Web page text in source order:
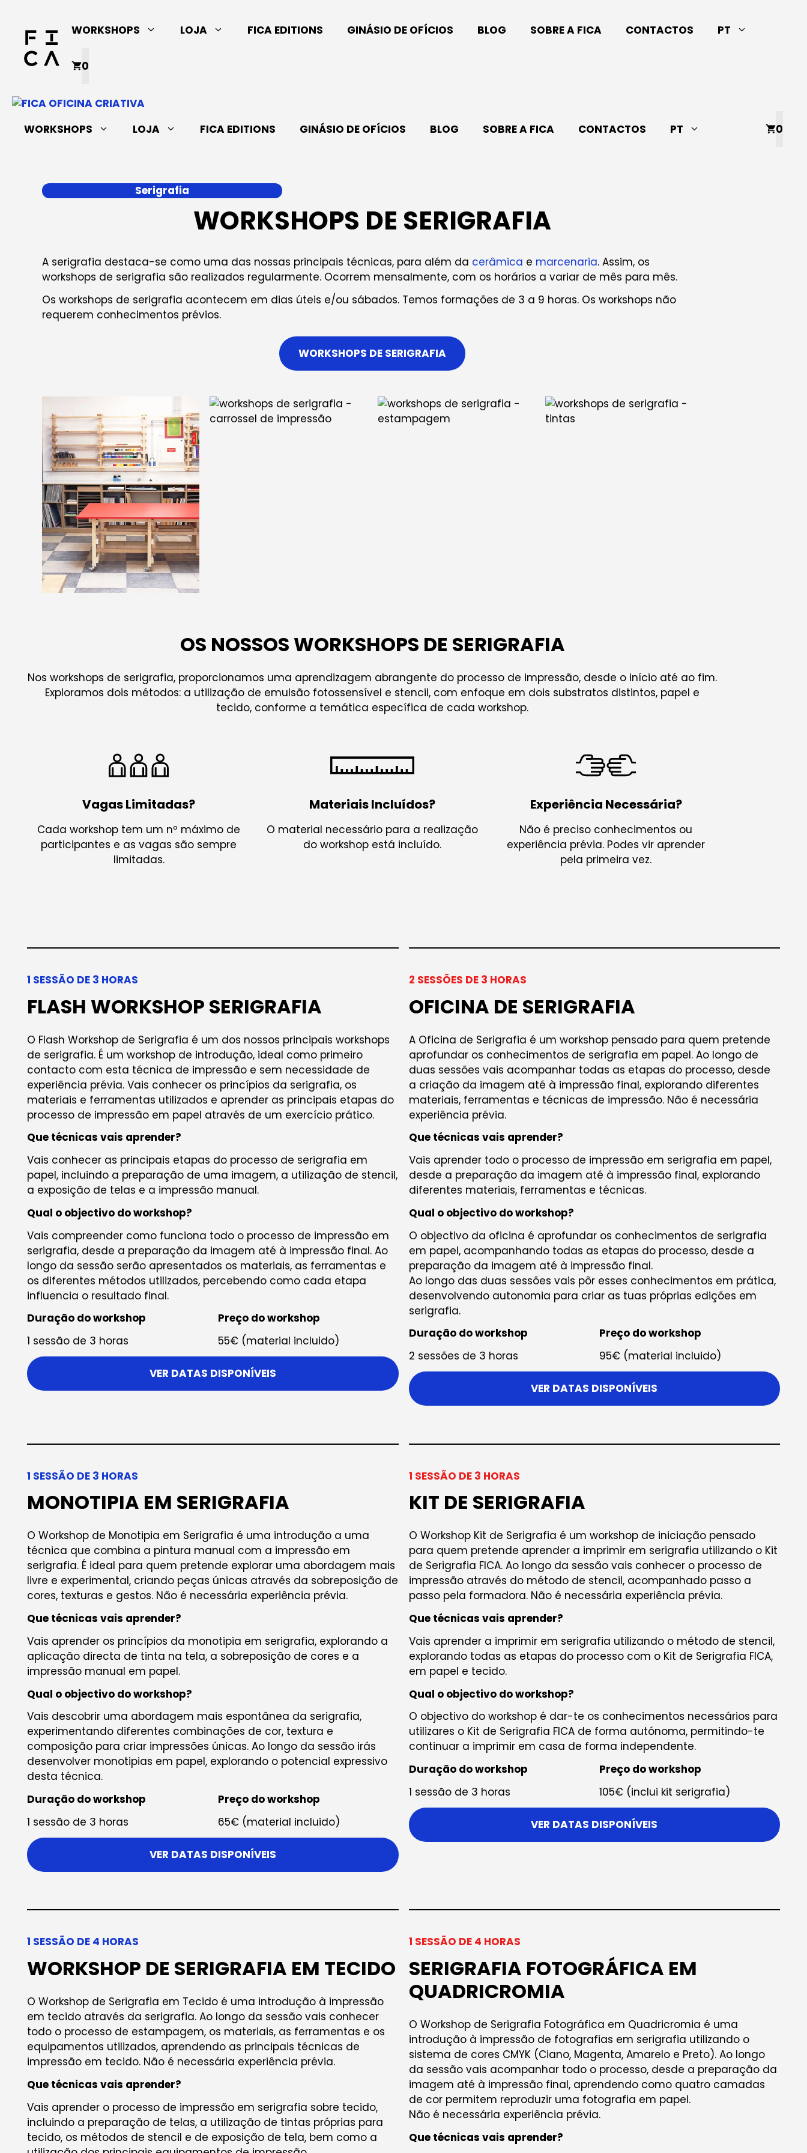
conteúdo
WORKSHOPS LOJA FICA EDITIONS GINÁSIO DE OFÍCIOS BLOG SOBRE A FICA CONTACTOS PT
0
WORKSHOPS LOJA FICA EDITIONS GINÁSIO DE OFÍCIOS BLOG SOBRE A FICA CONTACTOS PT 0
Serigrafia
WORKSHOPS DE SERIGRAFIA
A serigrafia destaca-se como uma das nossas principais técnicas, para além da cerâmica e marcenaria. Assim, os
workshops de serigrafia são realizados regularmente. Ocorrem mensalmente, com os horários a variar de mês para mês.
Os workshops de serigrafia acontecem em dias úteis e/ou sábados. Temos formações de 3 a 9 horas. Os workshops não
requerem conhecimentos prévios.
WORKSHOPS DE SERIGRAFIA
OS NOSSOS WORKSHOPS DE SERIGRAFIA
Nos workshops de serigrafia, proporcionamos uma aprendizagem abrangente do processo de impressão, desde o início até ao fim.
Exploramos dois métodos: a utilização de emulsão fotossensível e stencil, com enfoque em dois substratos distintos, papel e
tecido, conforme a temática específica de cada workshop.
Vagas Limitadas?
Cada workshop tem um nº máximo de
participantes e as vagas são sempre
limitadas.
Materiais Incluídos?
O material necessário para a realização
do workshop está incluído.
Experiência Necessária?
Não é preciso conhecimentos ou
experiência prévia. Podes vir aprender
pela primeira vez.
1 SESSÃO DE 3 HORAS
FLASH WORKSHOP SERIGRAFIA
O Flash Workshop de Serigrafia é um dos nossos principais workshops
de serigrafia. É um workshop de introdução, ideal como primeiro
contacto com esta técnica de impressão e sem necessidade de
experiência prévia. Vais conhecer os princípios da serigrafia, os
materiais e ferramentas utilizados e aprender as principais etapas do
processo de impressão em papel através de um exercício prático.
Que técnicas vais aprender?
Vais conhecer as principais etapas do processo de serigrafia em
papel, incluindo a preparação de uma imagem, a utilização de stencil,
a exposição de telas e a impressão manual.
Qual o objectivo do workshop?
Vais compreender como funciona todo o processo de impressão em
serigrafia, desde a preparação da imagem até à impressão final. Ao
longo da sessão serão apresentados os materiais, as ferramentas e
os diferentes métodos utilizados, percebendo como cada etapa
influencia o resultado final.
Duração do workshop
1 sessão de 3 horas
Preço do workshop
55€ (material incluido)
VER DATAS DISPONÍVEIS
2 SESSÕES DE 3 HORAS
OFICINA DE SERIGRAFIA
A Oficina de Serigrafia é um workshop pensado para quem pretende
aprofundar os conhecimentos de serigrafia em papel. Ao longo de
duas sessões vais acompanhar todas as etapas do processo, desde
a criação da imagem até à impressão final, explorando diferentes
materiais, ferramentas e técnicas de impressão. Não é necessária
experiência prévia.
Que técnicas vais aprender?
Vais aprender todo o processo de impressão em serigrafia em papel,
desde a preparação da imagem até à impressão final, explorando
diferentes materiais, ferramentas e técnicas.
Qual o objectivo do workshop?
O objectivo da oficina é aprofundar os conhecimentos de serigrafia
em papel, acompanhando todas as etapas do processo, desde a
preparação da imagem até à impressão final.
Ao longo das duas sessões vais pôr esses conhecimentos em prática,
desenvolvendo autonomia para criar as tuas próprias edições em
serigrafia.
Duração do workshop
2 sessões de 3 horas
Preço do workshop
95€ (material incluido)
VER DATAS DISPONÍVEIS
1 SESSÃO DE 3 HORAS
MONOTIPIA EM SERIGRAFIA
O Workshop de Monotipia em Serigrafia é uma introdução a uma
técnica que combina a pintura manual com a impressão em
serigrafia. É ideal para quem pretende explorar uma abordagem mais
livre e experimental, criando peças únicas através da sobreposição de
cores, texturas e gestos. Não é necessária experiência prévia.
Que técnicas vais aprender?
Vais aprender os princípios da monotipia em serigrafia, explorando a
aplicação directa de tinta na tela, a sobreposição de cores e a
impressão manual em papel.
Qual o objectivo do workshop?
Vais descobrir uma abordagem mais espontânea da serigrafia,
experimentando diferentes combinações de cor, textura e
composição para criar impressões únicas. Ao longo da sessão irás
desenvolver monotipias em papel, explorando o potencial expressivo
desta técnica.
Duração do workshop
1 sessão de 3 horas
Preço do workshop
65€ (material incluido)
VER DATAS DISPONÍVEIS
1 SESSÃO DE 3 HORAS
KIT DE SERIGRAFIA
O Workshop Kit de Serigrafia é um workshop de iniciação pensado
para quem pretende aprender a imprimir em serigrafia utilizando o Kit
de Serigrafia FICA. Ao longo da sessão vais conhecer o processo de
impressão através do método de stencil, acompanhado passo a
passo pela formadora. Não é necessária experiência prévia.
Que técnicas vais aprender?
Vais aprender a imprimir em serigrafia utilizando o método de stencil,
explorando todas as etapas do processo com o Kit de Serigrafia FICA,
em papel e tecido.
Qual o objectivo do workshop?
O objectivo do workshop é dar-te os conhecimentos necessários para
utilizares o Kit de Serigrafia FICA de forma autónoma, permitindo-te
continuar a imprimir em casa de forma independente.
Duração do workshop
1 sessão de 3 horas
Preço do workshop
105€ (inclui kit serigrafia)
VER DATAS DISPONÍVEIS
1 SESSÃO DE 4 HORAS
WORKSHOP DE SERIGRAFIA EM TECIDO
O Workshop de Serigrafia em Tecido é uma introdução à impressão
em tecido através da serigrafia. Ao longo da sessão vais conhecer
todo o processo de estampagem, os materiais, as ferramentas e os
equipamentos utilizados, aprendendo as principais técnicas de
impressão em tecido. Não é necessária experiência prévia.
Que técnicas vais aprender?
Vais aprender o processo de impressão em serigrafia sobre tecido,
incluindo a preparação de telas, a utilização de tintas próprias para
tecido, os métodos de stencil e de exposição de tela, bem como a
1 SESSÃO DE 4 HORAS
SERIGRAFIA FOTOGRÁFICA EM
QUADRICROMIA
O Workshop de Serigrafia Fotográfica em Quadricromia é uma
introdução à impressão de fotografias em serigrafia utilizando o
sistema de cores CMYK (Ciano, Magenta, Amarelo e Preto). Ao longo
da sessão vais acompanhar todo o processo, desde a preparação da
imagem até à impressão final, aprendendo como quatro camadas
de cor permitem reproduzir uma fotografia em papel.
Não é necessária experiência prévia.
Que técnicas vais aprender?